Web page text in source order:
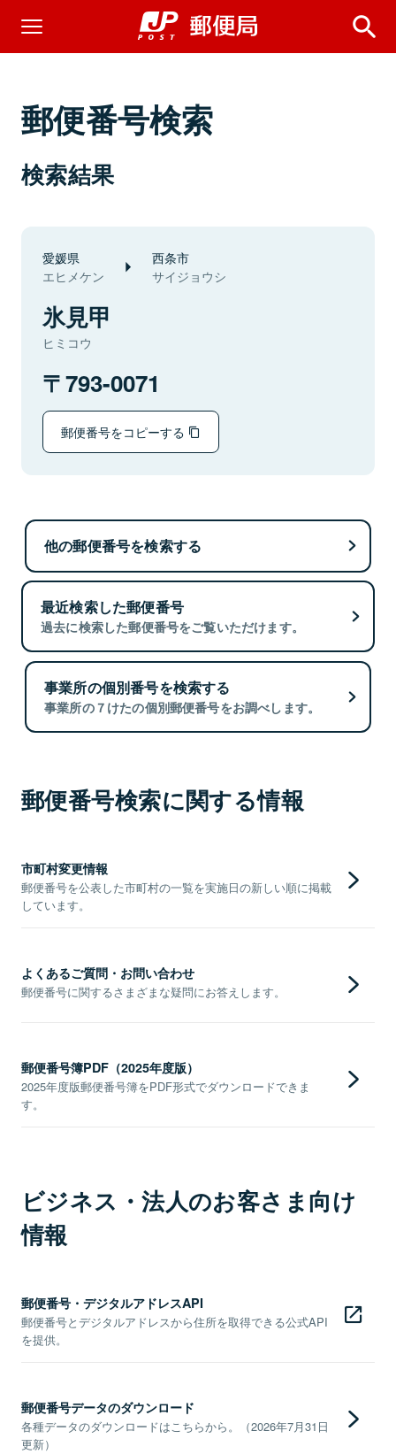
郵便番号検索
検索結果
愛媛県
エヒメケン
西条市
サイジョウシ
氷見甲
ヒミコウ
793-0071
郵便番号をコピーする
他の郵便番号を検索する
最近検索した郵便番号
過去に検索した郵便番号をご覧いただけます。
事業所の個別番号を検索する
事業所の７けたの個別郵便番号をお調べします。
郵便番号検索に関する情報
市町村変更情報
郵便番号を公表した市町村の一覧を実施日の新しい順に掲載
しています。
よくあるご質問・お問い合わせ
郵便番号に関するさまざまな疑問にお答えします。
郵便番号簿PDF（2025年度版）
2025年度版郵便番号簿をPDF形式でダウンロードできま
す。
ビジネス・法人のお客さま向け
情報
郵便番号・デジタルアドレスAPI
郵便番号とデジタルアドレスから住所を取得できる公式API
を提供。
郵便番号データのダウンロード
各種データのダウンロードはこちらから。（2026年7月31日
更新）